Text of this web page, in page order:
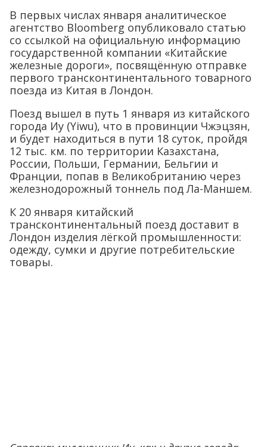
В первых числах января аналитическое
агентство Bloomberg опубликовало статью
со ссылкой на официальную информацию
государственной компании «Китайские
железные дороги», посвящённую отправке
первого трансконтинентального товарного
поезда из Китая в Лондон.
Поезд вышел в путь 1 января из китайского
города Иу (Yiwu), что в провинции Чжэцзян,
и будет находиться в пути 18 суток, пройдя
12 тыс. км. по территории Казахстана,
России, Польши, Германии, Бельгии и
Франции, попав в Великобританию через
железнодорожный тоннель под Ла-Маншем.
К 20 января китайский
трансконтинентальный поезд доставит в
Лондон изделия лёгкой промышленности:
одежду, сумки и другие потребительские
товары.